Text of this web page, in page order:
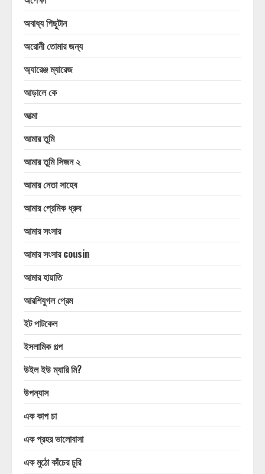
অবাধ্য পিছুটান
অরোনী তোমার জন্য
অ্যারেঞ্জ ম্যারেজ
আড়ালে কে
আত্মা
আমার তুমি
আমার তুমি সিজন ২
আমার নেতা সাহেব
আমার প্রেমিক ধ্রুব
আমার সংসার
আমার সংসার cousin
আমার হায়াতি
আরশিযুগল প্রেম
ইট পাটকেল
ইসলামিক গল্প
উইল ইউ ম্যারি মি?
উপন্যাস
এক কাপ চা
এক প্রহর ভালোবাসা
এক মুঠো কাঁচের চুরি